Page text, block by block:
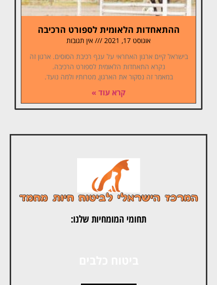
ההתאחדות הלאומית לספורט הרכיבה
אוגוסט 17, 2021
אין תגובות
בישראל קיים ארגון האחראי על ענף רכיבת הסוסים. ארגון זה
נקרא התאחדות הלאומית לספורט הרכיבה.
במאמר זה נסקור את הארגון, מטרותיו ולמה נועד.
קרא עוד »
תחומי המומחיות שלנו: